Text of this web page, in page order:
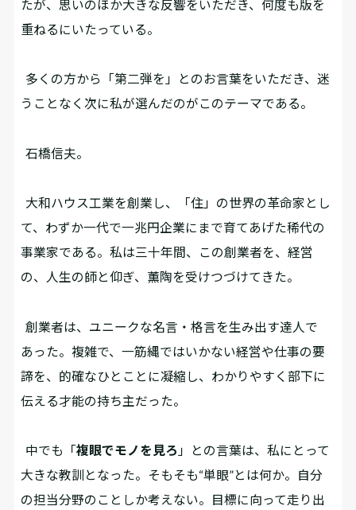
たが、思いのほか大きな反響をいただき、何度も版を
重ねるにいたっている。
多くの方から「第二弾を」とのお言葉をいただき、迷
うことなく次に私が選んだのがこのテーマである。
石橋信夫――。
大和ハウス工業を創業し、「住」の世界の革命家とし
て、わずか一代で一兆円企業にまで育てあげた稀代の
事業家である。私は三十年間、この創業者を、経営
の、人生の師と仰ぎ、薫陶を受けつづけてきた。
創業者は、ユニークな名言・格言を生み出す達人で
あった。複雑で、一筋縄ではいかない経営や仕事の要
諦を、的確なひとことに凝縮し、わかりやすく部下に
伝える才能の持ち主だった。
中でも「複眼でモノを見ろ 」との言葉は、私にとって
大きな教訓となった。そもそも“単眼”とは何か。自分
の担当分野のことしか考えない。目標に向って走り出